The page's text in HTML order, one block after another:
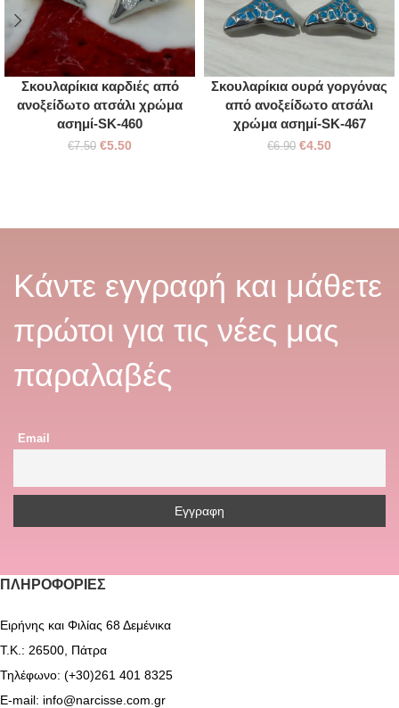
Σκουλαρίκια καρδιές από
ανοξείδωτο ατσάλι χρώμα
ασημί-SK-460
€7.50 €5.50
Σκουλαρίκια ουρά γοργόνας
από ανοξείδωτο ατσάλι
χρώμα ασημί-SK-467
€6.90 €4.50
Κάντε εγγραφή και μάθετε
πρώτοι για τις νέες μας
παραλαβές
Email
ΠΛΗΡΟΦΟΡΊΕΣ
Ειρήνης και Φιλίας 68 Δεμένικα
Τ.Κ.: 26500, Πάτρα
Τηλέφωνο: (+30)261 401 8325
E-mail: info@narcisse.com.gr